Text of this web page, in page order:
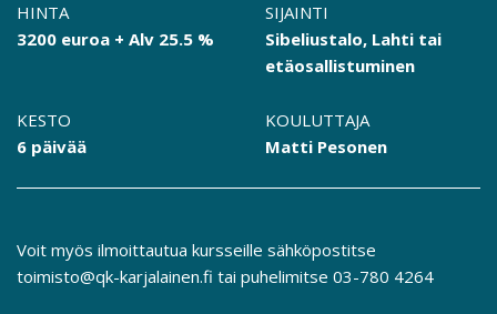
HINTA
3200 euroa + Alv 25.5 %
SIJAINTI
Sibeliustalo, Lahti tai
etäosallistuminen
KESTO
6 päivää
KOULUTTAJA
Matti Pesonen
Voit myös ilmoittautua kursseille sähköpostitse
toimisto@qk-karjalainen.fi tai puhelimitse 03-780 4264